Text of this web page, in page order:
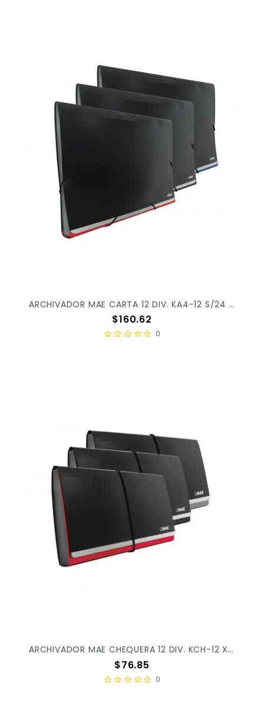
ARCHIVADOR MAE CARTA 12 DIV. KA4-12 S/24 X/48
Precio
$160.62
0
ARCHIVADOR MAE CHEQUERA 12 DIV. KCH-12 X/72
Precio
$76.85
0